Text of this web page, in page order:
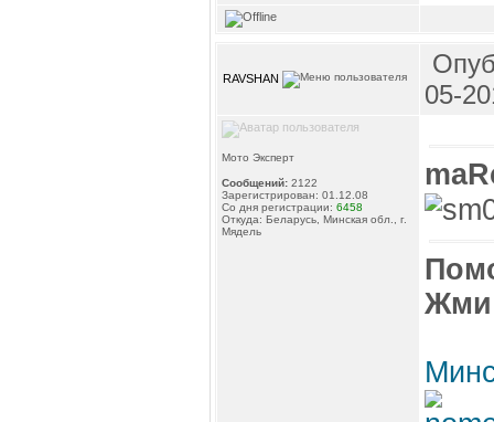
RAVSHAN
05-
Мото Эксперт
Сообщений: 2122
Зарегистрирован: 01.12.08
Со дня регистрации: 6458
Откуда: Беларусь, Минская обл., г.
Мядель
Жми